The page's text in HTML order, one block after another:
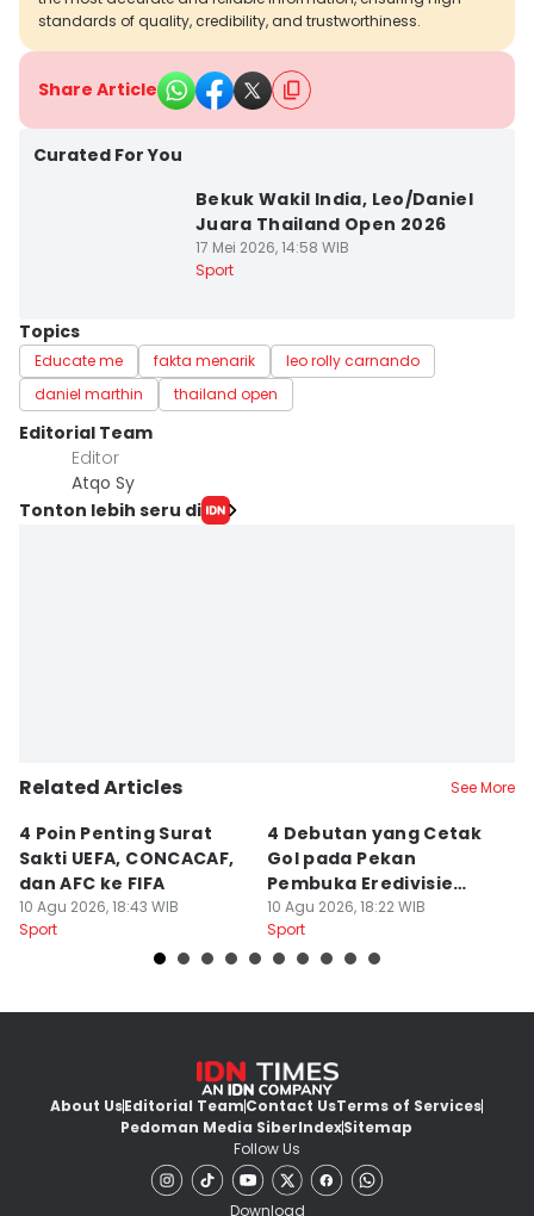
standards of quality, credibility, and trustworthiness.
Share Article
Curated For You
Bekuk Wakil India, Leo/Daniel
Juara Thailand Open 2026
17 Mei 2026, 14:58 WIB
Sport
Topics
Educate me fakta menarik
leo rolly carnando
daniel marthin
thailand open
Editorial Team
Editor
Atqo Sy
Tonton lebih seru di
Related Articles See More
4 Poin Penting Surat
Sakti UEFA, CONCACAF,
dan AFC ke FIFA
10 Agu 2026, 18:43 WIB
Sport
4 Debutan yang Cetak
Gol pada Pekan
Pembuka Eredivisie
2026/2027
10 Agu 2026, 18:22 WIB
Sport
About UsEditorial TeamContact UsTerms of Services
Pedoman Media SiberIndexSitemap
Follow Us
Download